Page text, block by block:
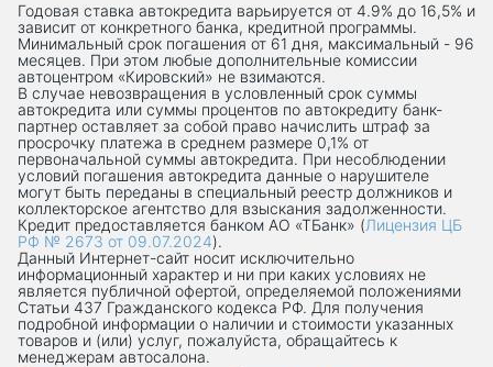
Годовая ставка автокредита варьируется от 4.9% до 16,5% и
зависит от конкретного банка, кредитной программы.
Минимальный срок погашения от 61 дня, максимальный - 96
месяцев. При этом любые дополнительные комиссии
автоцентром «Кировский» не взимаются.
В случае невозвращения в условленный срок суммы
автокредита или суммы процентов по автокредиту банк-
партнер оставляет за собой право начислить штраф за
просрочку платежа в среднем размере 0,1% от
первоначальной суммы автокредита. При несоблюдении
условий погашения автокредита данные о нарушителе
могут быть переданы в специальный реестр должников и
коллекторское агентство для взыскания задолженности.
Кредит предоставляется банком АО «ТБанк» (Лицензия ЦБ
РФ № 2673 от 09.07.2024).
Данный Интернет-сaйт носит исключительно
информационный характер и ни при каких условиях не
является публичной офертой, определяемой положениями
Статьи 437 Гражданского кодекса РФ. Для получения
подробной информации о наличии и стоимости указанных
товаров и (или) услуг, пожалуйста, обращайтесь к
менеджерам автосалона.